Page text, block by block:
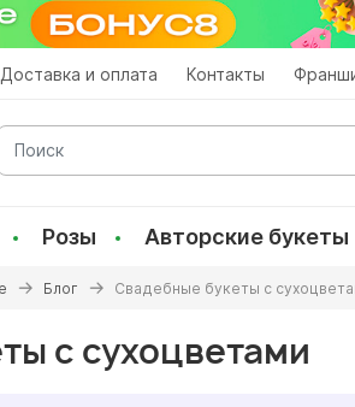
Доставка и оплата Контакты
Поиск
Розы Авторские букеты
Блог Свадебные букеты с
с сухоцветами